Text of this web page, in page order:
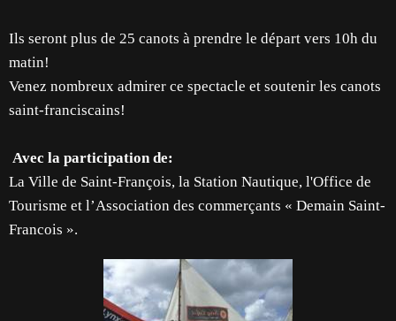
Ils seront plus de 25 canots à prendre le départ vers 10h du
matin!
Venez nombreux admirer ce spectacle et soutenir les canots
saint-franciscains!
Avec la participation de:
La Ville de Saint-François, la Station Nautique, l'Office de
Tourisme et l’Association des commerçants « Demain Saint-
Francois ».